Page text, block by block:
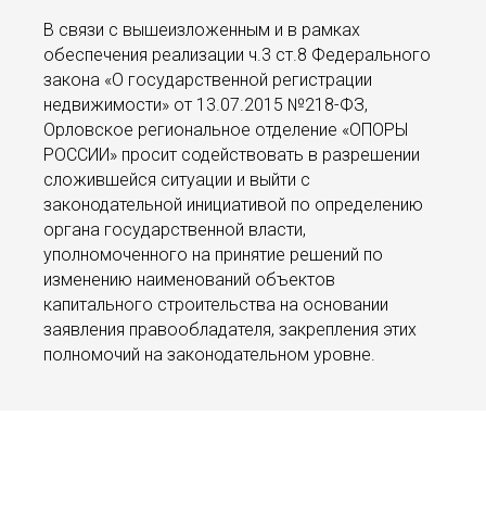
В связи с вышеизложенным и в рамках
обеспечения реализации ч.3 ст.8 Федерального
закона «О государственной регистрации
недвижимости» от 13.07.2015 №218-ФЗ,
Орловское региональное отделение «ОПОРЫ
РОССИИ» просит содействовать в разрешении
сложившейся ситуации и выйти с
законодательной инициативой по определению
органа государственной власти,
уполномоченного на принятие решений по
изменению наименований объектов
капитального строительства на основании
заявления правообладателя, закрепления этих
полномочий на законодательном уровне.